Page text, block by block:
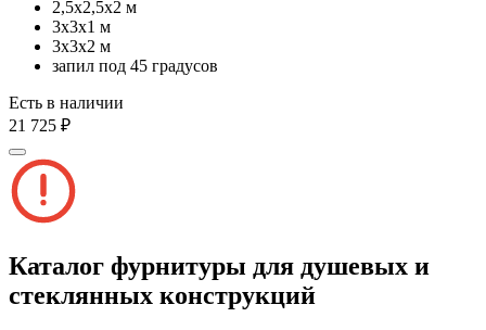
2,5х2,5х2 м
3х3х1 м
3х3х2 м
запил под 45 градусов
Есть в наличии
21 725 ₽
Каталог фурнитуры для душевых и
стеклянных конструкций